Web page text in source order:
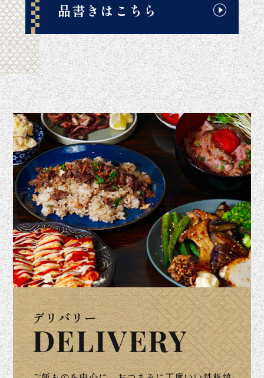
品書きはこちら
デリバリー
DELIVERY